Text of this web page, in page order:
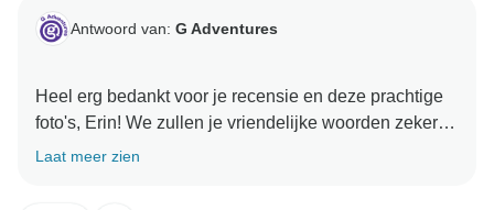
Antwoord van: G Adventures
Heel erg bedankt voor je recensie en deze prachtige
foto's, Erin! We zullen je vriendelijke woorden zeker
delen met je CEO. Zij zijn echt het hart van onze
Laat meer zien